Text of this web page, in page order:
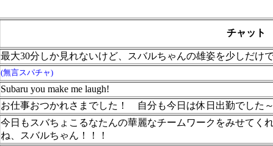
チャット
最大30分しか見れないけど、スバルちゃんの雄姿を少しだけ
(無言スパチャ)
Subaru you make me laugh!
お仕事おつかれさまでした！ 自分も今日は休日出勤でした～
今日もスバちょこるなたんの華麗なチームワークをみせてく
ね、スバルちゃん！！！